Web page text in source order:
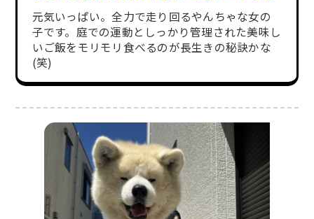
元気いっぱい。全力で走り回るやんちゃな女の
子です。庭での運動としっかり管理された美味し
いご飯をモリモリ食べるのが長生きの秘訣かな
(笑)